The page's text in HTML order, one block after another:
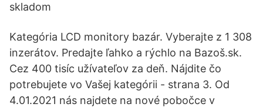
skladom
Kategória LCD monitory bazár. Vyberajte z 1 308
inzerátov. Predajte ľahko a rýchlo na Bazoš.sk.
Cez 400 tisíc užívateľov za deň. Nájdite čo
potrebujete vo Vašej kategórii - strana 3. Od
4.01.2021 nás najdete na nové pobočce v